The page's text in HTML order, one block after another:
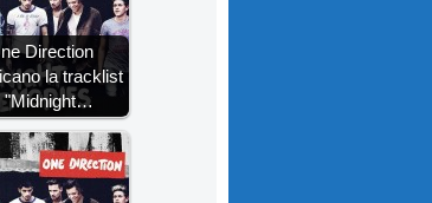
Direction
la tracklist
"Midnight…